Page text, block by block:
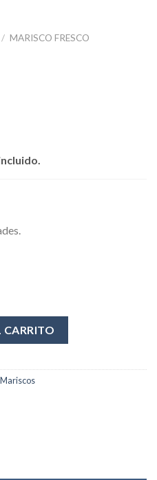
/ MARISCO FRESCO
CARRITO
Mariscos